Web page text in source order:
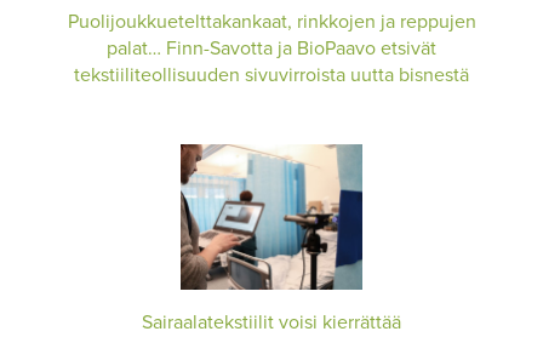
Puolijoukkuetelttakankaat, rinkkojen ja reppujen
palat… Finn-Savotta ja BioPaavo etsivät
tekstiiliteollisuuden sivuvirroista uutta bisnestä
Sairaalatekstiilit voisi kierrättää